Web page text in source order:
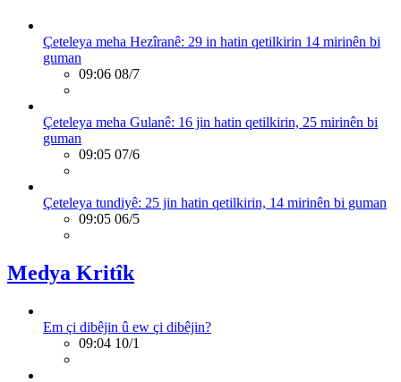
Çeteleya meha Hezîranê: 29 in hatin qetilkirin 14 mirinên bi
guman
09:06 08/7
Çeteleya meha Gulanê: 16 jin hatin qetilkirin, 25 mirinên bi
guman
09:05 07/6
Çeteleya tundiyê: 25 jin hatin qetilkirin, 14 mirinên bi guman
09:05 06/5
Medya Kritîk
Em çi dibêjin û ew çi dibêjin?
09:04 10/1